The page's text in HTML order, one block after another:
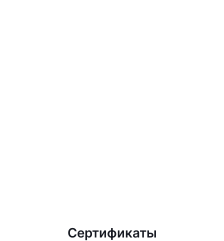
Сертификаты